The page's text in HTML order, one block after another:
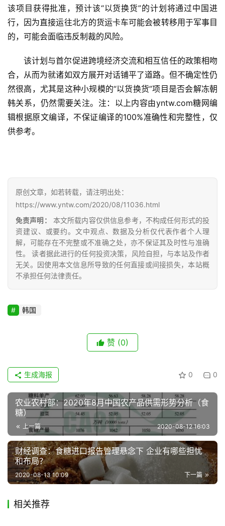
云
糖
网
现
货
报
价
专
题
道
产
业
产
销
运
该项目获得批准，预计该“以货换货”的计划将通过中国进
行，因为直接运往北方的货运卡车可能会被转移用于军事目
的，可能会面临违反制裁的风险。
该计划与首尔促进跨境经济交流和相互信任的政策相吻
合，从而为就诸如双方展开对话铺平了道路。但不确定性仍
然很高，尤其是这种小规模的“以货换货”项目是否会解冻朝
韩关系，仍然需要关注。注：以上内容由yntw.com糖网编
辑根据原文编译，不保证编译的100%准确性和完整性，仅
供参考。
原创文章，如若转载，请注明出处：
https://www.yntw.com/2020/08/11036.html
免责声明：
本文所载内容仅供信息参考，不构成任何形式的投
资建议、或要约。文中观点、数据及分析仅代表作者个人理
解，可能存在不完整或不准确之处，亦不保证其及时性与准确
性。 读者据此进行的任何投资决策，风险自担，与本站及作者
无关。因使用本文信息所导致的任何直接或间接损失，本站概
不承担任何法律责任。
韩国
赞 (0)
0 0
生成海报
农业农村部：2020年8月中国农产品供需形势分析（食
糖）
上一篇 2020-08-12 16:03
财经调查：食糖进口报告管理悬念下 企业有哪些担忧
和布局？
下一篇
2020-08-13 10:09
相关推荐